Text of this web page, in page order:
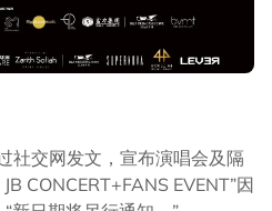
社交网发文，宣布演唱会及隔
CONCERT+FANS EVENT”因